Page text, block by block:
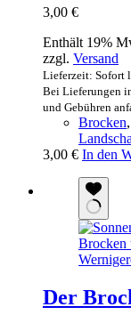
3,00 €
Enthält 19%
zzgl. Versand
Lieferzeit: Sofort
Bei Lieferungen
und Gebühren
Brocken,
3,00 € In den
Der